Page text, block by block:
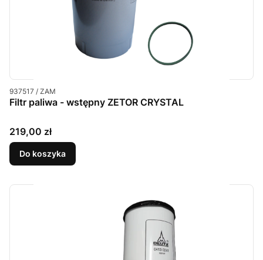
Kod produktu
937517 / ZAM
Filtr paliwa - wstępny ZETOR CRYSTAL
Cena
219,00 zł
Do koszyka